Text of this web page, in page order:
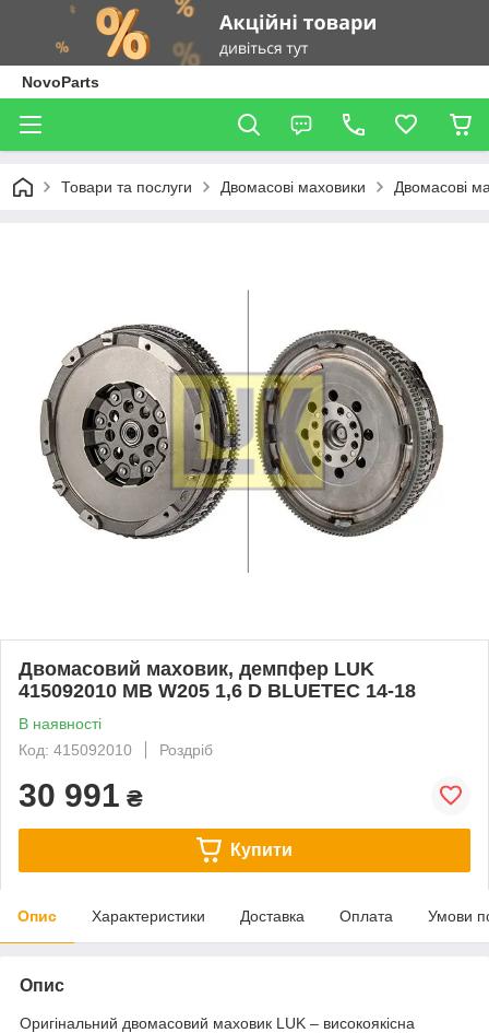
NovoParts
Товари та послуги Двомасові маховики Двомасові
Двомасовий маховик, демпфер LUK
415092010 MB W205 1,6 D BLUETEC 14-18
В наявності
Код: 415092010
Роздріб
30 991 ₴
Купити
Опис Характеристики Доставка Оплата Умови
Опис
Оригінальний двомасовий маховик LUK – високоякісна